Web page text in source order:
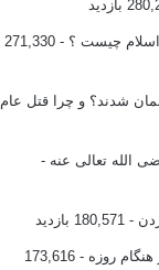
اسلام چیست ؟
- 271,330
شدند؟ و چرا قتل عام
الله تعالی عنه -
- 180,571 بازدید
روزه
- 173,616